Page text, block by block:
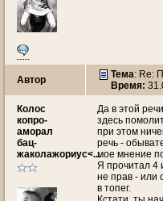
Автор Тема: Re:
Время:
Колос
копро-
аморал
бац-
жаколажориус<...
Да в этой
здесь
при этом
речь -
мое мнение
Я прочитал 4
не прав - или
в топег.